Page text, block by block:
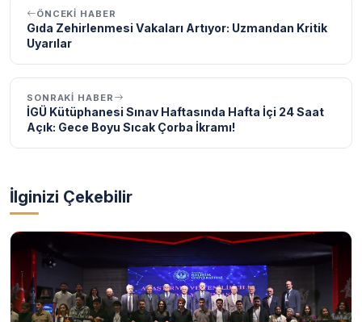
ÖNCEKI HABER
Gıda Zehirlenmesi Vakaları Artıyor: Uzmandan Kritik
Uyarılar
SONRAKI HABER
İGÜ Kütüphanesi Sınav Haftasında Hafta İçi 24 Saat
Açık: Gece Boyu Sıcak Çorba İkramı!
İlginizi Çekebilir